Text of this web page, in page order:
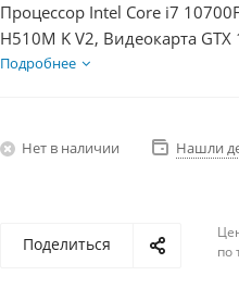
Процессор Intel Core i7
H510M K V2, Видеокарта
HDD 1Тб, БП 600Вт
Подробнее
Нет в наличии Нашли
Поделиться
по